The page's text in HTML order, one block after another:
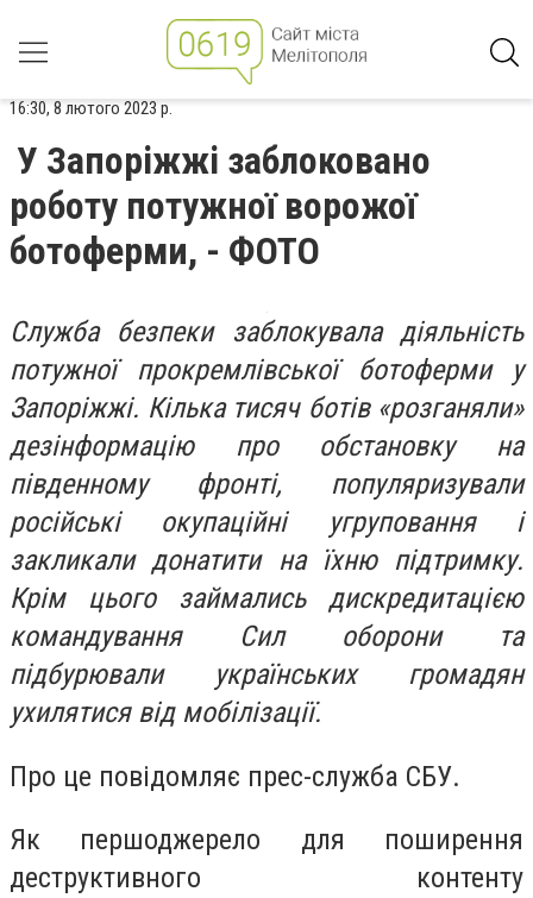
16:30, 8 лютого 2023 р.
У Запоріжжі заблоковано
роботу потужної ворожої
ботоферми, - ФОТО
Служба безпеки заблокувала діяльність
потужної прокремлівської ботоферми у
Запоріжжі. Кілька тисяч ботів «розганяли»
дезінформацію про обстановку на
південному фронті, популяризували
російські окупаційні угруповання і
закликали донатити на їхню підтримку.
Крім цього займались дискредитацією
командування Сил оборони та
підбурювали українських громадян
ухилятися від мобілізації.
Про це повідомляє прес-служба СБУ.
Як першоджерело для поширення
деструктивного контенту